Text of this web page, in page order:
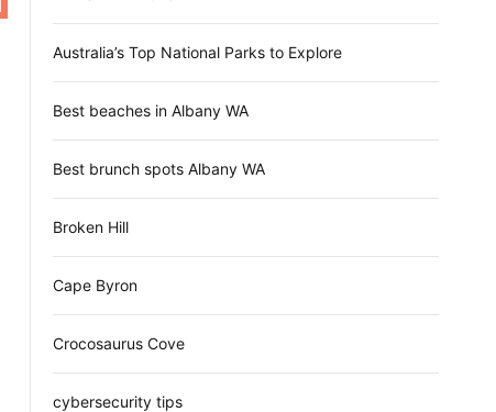
e
Australia’s Top National Parks to Explore
Best beaches in Albany WA
Best brunch spots Albany WA
Broken Hill
Cape Byron
Crocosaurus Cove
cybersecurity tips